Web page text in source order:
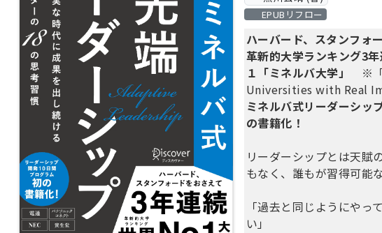
EPUBリフロー
ハーバード、スタンフォ
革新的大学ランキング3
１「ミネルバ大学」
※
Universities with Real
ミネルバ式リーダーシッ
の書籍化！
リーダーシップとは天賦
もなく、誰もが習得可能
「過去と同じようにやっ
い」